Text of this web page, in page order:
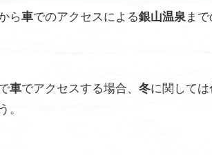
ら車でのアクセスによる銀山温泉ま
車でアクセスする場合、 冬に関して
。